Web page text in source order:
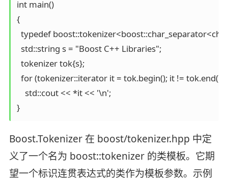
int main()
{
typedef
  std::string s = "Boost C++ Libraries";
  tokenizer tok{s};
for (tokenizer::iterator it = tok.begin(); it != tok.end();
    std::cout << *it << '\n';
}
Boost.Tokenizer 在 boost/tokenizer.hpp 中定
义了一个名为 boost::tokenizer 的类模板。它期
望一个标识连贯表达式的类作为模板参数。示例